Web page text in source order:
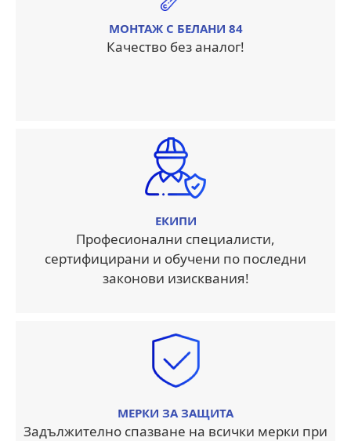
МОНТАЖ С БЕЛАНИ 84
Качество без аналог!
ЕКИПИ
Професионални специалисти,
сертифицирани и обучени по последни
законови изисквания!
МЕРКИ ЗА ЗАЩИТА
Задължително спазване на всички мерки при